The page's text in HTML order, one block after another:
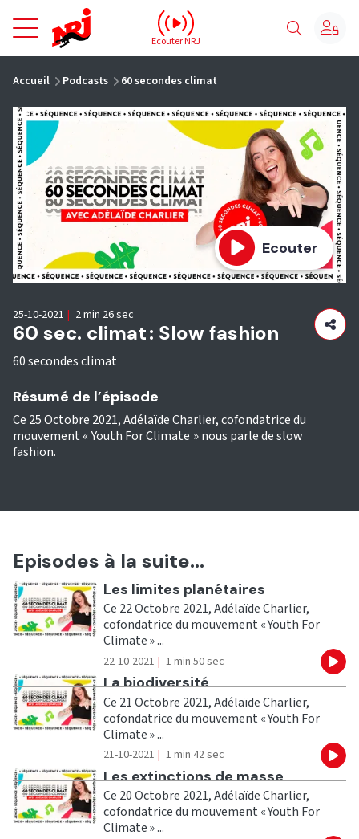
NRJ - Accueil
Ecouter NRJ
Accueil Podcasts 60 secondes climat
Ecouter
60 sec. climat : Slow fashion
60 secondes climat
25-10-2021 | 2 min 26 sec
Résumé de l’épisode
Ce 25 Octobre 2021, Adélaïde Charlier, cofondatrice du
mouvement « Youth For Climate » nous parle de slow
fashion.
Episodes à la suite...
Ecouter
Les limites planétaires
Ce 22 Octobre 2021, Adélaïde Charlier,
cofondatrice du mouvement « Youth For
Climate » ...
22-10-2021 | 1 min 50 sec
Ecouter
La biodiversité
Ce 21 Octobre 2021, Adélaïde Charlier,
cofondatrice du mouvement « Youth For
Climate » ...
21-10-2021 | 1 min 42 sec
Ecouter
Les extinctions de masse
Ce 20 Octobre 2021, Adélaïde Charlier,
cofondatrice du mouvement « Youth For
Climate » ...